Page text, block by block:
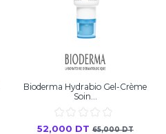
Bioderma Hydrabio Gel-Crème
Soin...
52,000 DT65,000 DT